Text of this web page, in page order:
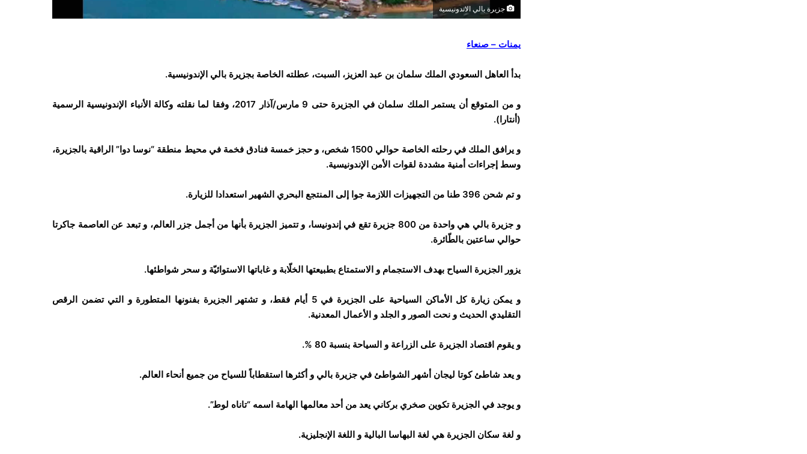
جزيرة بالي الاندونيسية
يمنات – صنعاء
بدأ العاهل السعودي الملك سلمان بن عبد العزيز، السبت، عطلته الخاصة بجزيرة بالي الإندونيسية.
و من المتوقع أن يستمر الملك سلمان في الجزيرة حتى 9 مارس/آذار 2017، وفقا لما نقلته وكالة الأنباء الإندونيسية الرسمية
(أنتارا).
و يرافق الملك في رحلته الخاصة حوالي 1500 شخص، و حجز خمسة فنادق فخمة في محيط منطقة “نوسا دوا” الراقية بالجزيرة،
وسط إجراءات أمنية مشددة لقوات الأمن الإندونيسية.
و تم شحن 396 طنا من التجهيزات اللازمة جوا إلى المنتجع البحري الشهير استعدادا للزيارة.
و جزيرة بالي هي واحدة من ‏800 ‏ جزيرة تقع في إندونيسا، و تتميز الجزيرة بأنها من أجمل جزر العالم، و تبعد عن العاصمة جاكرتا
‏حوالي ساعتين بالطّائرة.
يزور الجزيرة السياح بهدف الاستجمام و الاستمتاع بطبيعتها الخلّابة و غاباتها الاستوائيّة و سحر شواطئها.
و يمكن زيارة كل الأماكن السياحية على الجزيرة في 5 أيام فقط، و تشتهر الجزيرة بفنونها المتطورة و التي تضمن الرقص
التقليدي الحديث و نحت الصور و الجلد و الأعمال المعدنية.
و يقوم اقتصاد الجزيرة على الزراعة و السياحة بنسبة 80 %.
و يعد شاطئ كوتا ليجان أشهر الشواطئ في جزيرة بالي و أكثرها استقطاباً للسياح من جميع أنحاء العالم.
و يوجد في الجزيرة تكوين صخري بركاني يعد من أحد معالمها الهامة اسمه “تاناه لوط”.
و لغة سكان الجزيرة هي لغة البهاسا البالية و اللغة الإنجليزية.